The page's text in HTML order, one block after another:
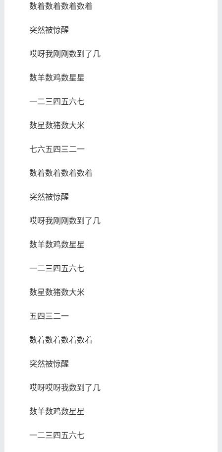
数着数着数着数着
突然被惊醒
哎呀我刚刚数到了几
数羊数鸡数星星
一二三四五六七
数星数猪数大米
七六五四三二一
数着数着数着数着
突然被惊醒
哎呀我刚刚数到了几
数羊数鸡数星星
一二三四五六七
数星数猪数大米
五四三二一
数着数着数着数着
突然被惊醒
哎呀哎呀我数到了几
数羊数鸡数星星
一二三四五六七